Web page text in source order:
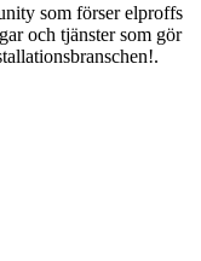
som förser elproffs
och tjänster som gör